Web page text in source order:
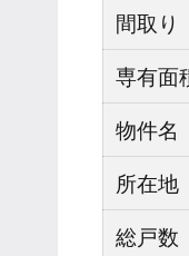
間取り
専有面
物件名
所在地
総戸数